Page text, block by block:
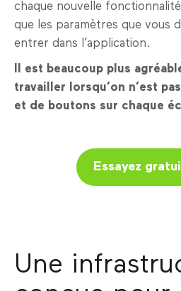
chaque nouvelle
que les paramètres que vous
entrer dans l’application.
Il est beaucoup plus
travailler lorsqu’on n’est
et de boutons sur chaque
Essayez
Une